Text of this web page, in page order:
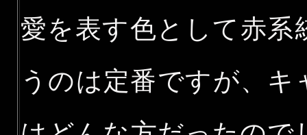
愛を表す色として赤系
うのは定番ですが、